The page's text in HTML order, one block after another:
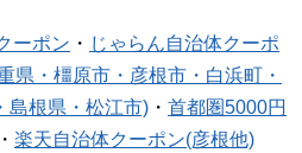
ーポン ・ じゃらん自治体クーポ
県・橿原市・彦根市・白浜町・
島根県・松江市) ・ 首都圏5000円
・ 楽天自治体クーポン(彦根他)